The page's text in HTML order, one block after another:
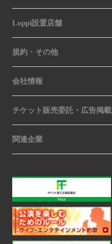
Loppi設置店舗
規約・その他
会社情報
チケット販売委託・広告掲載
関連企業